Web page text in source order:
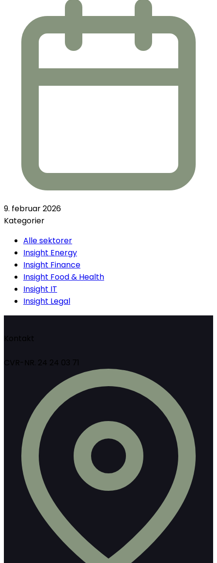
9. februar 2026
Kategorier
Alle sektorer
Insight Energy
Insight Finance
Insight Food & Health
Insight IT
Insight Legal
Kontakt
CVR-NR. 24 24 03 71